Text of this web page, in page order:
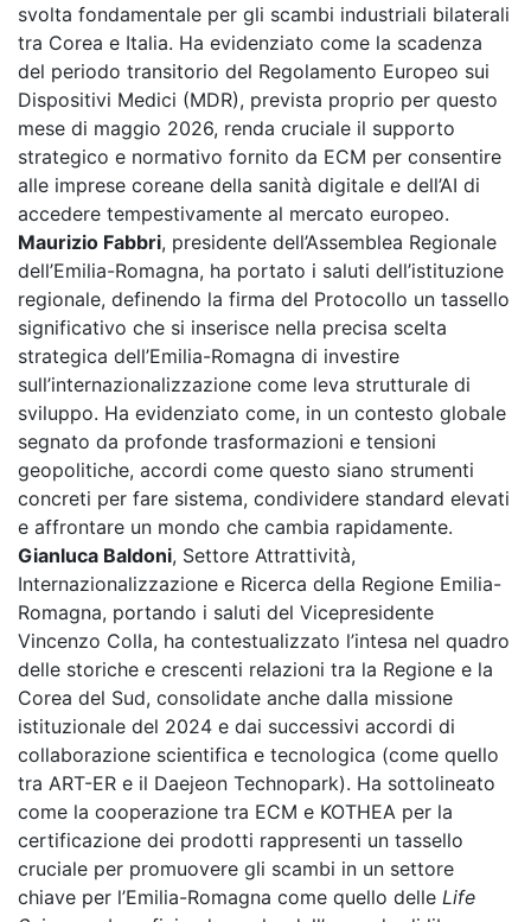
svolta fondamentale per gli scambi industriali bilaterali
tra Corea e Italia. Ha evidenziato come la scadenza
del periodo transitorio del Regolamento Europeo sui
Dispositivi Medici (MDR), prevista proprio per questo
mese di maggio 2026, renda cruciale il supporto
strategico e normativo fornito da ECM per consentire
alle imprese coreane della sanità digitale e dell’AI di
accedere tempestivamente al mercato europeo.
Maurizio Fabbri, presidente dell’Assemblea Regionale
dell’Emilia-Romagna, ha portato i saluti dell’istituzione
regionale, definendo la firma del Protocollo un tassello
significativo che si inserisce nella precisa scelta
strategica dell’Emilia-Romagna di investire
sull’internazionalizzazione come leva strutturale di
sviluppo. Ha evidenziato come, in un contesto globale
segnato da profonde trasformazioni e tensioni
geopolitiche, accordi come questo siano strumenti
concreti per fare sistema, condividere standard elevati
e affrontare un mondo che cambia rapidamente.
Gianluca Baldoni, Settore Attrattività,
Internazionalizzazione e Ricerca della Regione Emilia-
Romagna, portando i saluti del Vicepresidente
Vincenzo Colla, ha contestualizzato l’intesa nel quadro
delle storiche e crescenti relazioni tra la Regione e la
Corea del Sud, consolidate anche dalla missione
istituzionale del 2024 e dai successivi accordi di
collaborazione scientifica e tecnologica (come quello
tra ART-ER e il Daejeon Technopark). Ha sottolineato
come la cooperazione tra ECM e KOTHEA per la
certificazione dei prodotti rappresenti un tassello
cruciale per promuovere gli scambi in un settore
chiave per l’Emilia-Romagna come quello delle Life